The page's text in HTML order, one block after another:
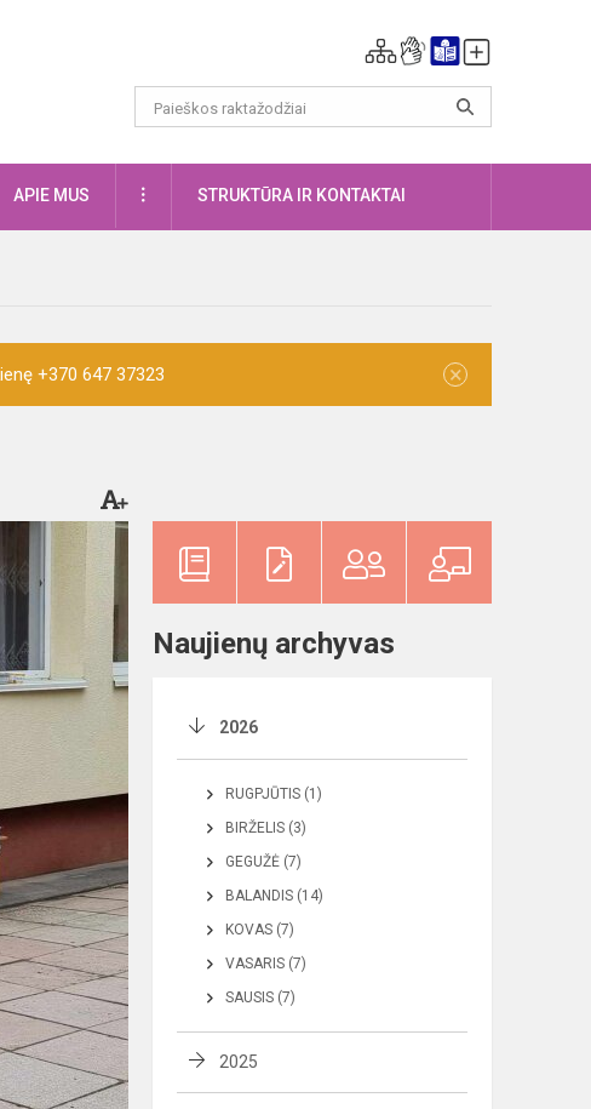
APIE MUS DAUGIAUSTRUKTŪRA IR KONTAKTAI
+370 647 37323 ×
Naujienų archyvas
2026
RUGPJŪTIS (1)
BIRŽELIS (3)
GEGUŽĖ (7)
BALANDIS (14)
KOVAS (7)
VASARIS (7)
SAUSIS (7)
2025